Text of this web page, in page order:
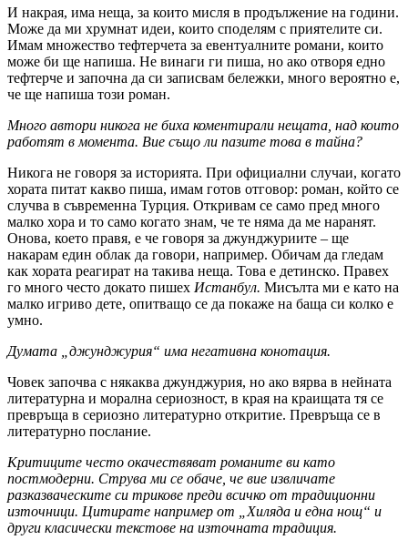
И накрая, има неща, за които мисля в продължение на години.
Може да ми хрумнат идеи, които споделям с приятелите си.
Имам множество тефтерчета за евентуалните романи, които
може би ще напиша. Не винаги ги пиша, но ако отворя едно
тефтерче и започна да си записвам бележки, много вероятно е,
че ще напиша този роман.
Много автори никога не биха коментирали нещата, над които
работят в момента. Вие също ли пазите това в тайна?
Никога не говоря за историята. При официални случаи, когато
хората питат какво пиша, имам готов отговор: роман, който се
случва в съвременна Турция. Откривам се само пред много
малко хора и то само когато знам, че те няма да ме наранят.
Онова, което правя, е че говоря за джунджуриите – ще
накарам един облак да говори, например. Обичам да гледам
как хората реагират на такива неща. Това е детинско. Правех
го много често докато пишех Истанбул. Мисълта ми е като на
малко игриво дете, опитващо се да покаже на баща си колко е
умно.
Думата „джунджурия“ има негативна конотация.
Човек започва с някаква джунджурия, но ако вярва в нейната
литературна и морална сериозност, в края на краищата тя се
превръща в сериозно литературно откритие. Превръща се в
литературно послание.
Критиците често окачествяват романите ви като
постмодерни. Струва ми се обаче, че вие извличате
разказваческите си трикове преди всичко от традиционни
източници. Цитирате например от „Хиляда и една нощ“ и
други класически текстове на източната традиция.